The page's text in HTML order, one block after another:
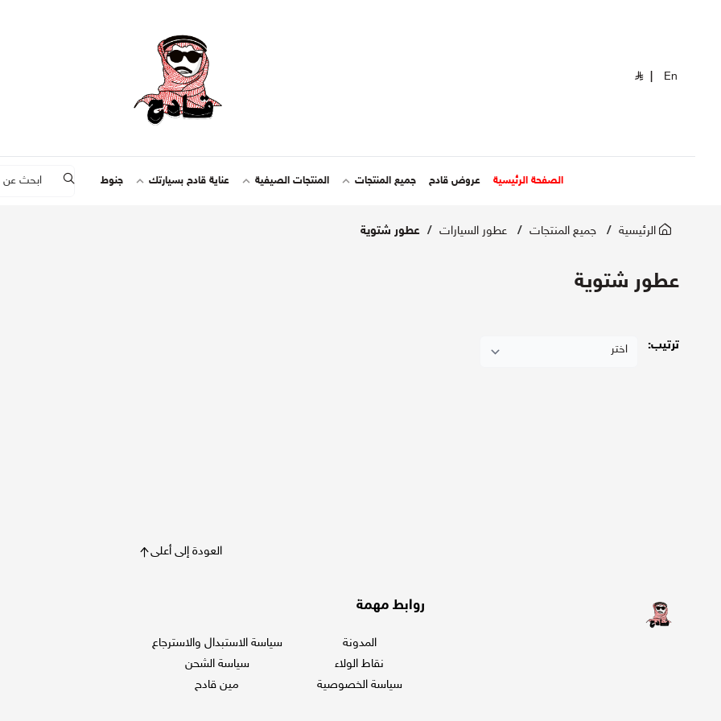
En
الصفحة الرئيسية عروض قادح جميع المنتجات المنتجات الصيفية عناية قادح بسيارتك جنوط
الرئيسية جميع المنتجات عطور السيارات عطور شتوية
عطور شتوية
ترتيب:
العودة إلى أعلى
روابط مهمة
المدونة
نقاط الولاء
سياسة الخصوصية
سياسة الاستبدال والاسترجاع
سياسة الشحن
مين قادح